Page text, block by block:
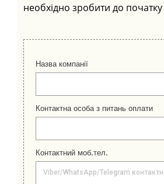
необхідно зробити до
Назва компанії
Контактна особа з питань оплати
Контактний моб.тел.